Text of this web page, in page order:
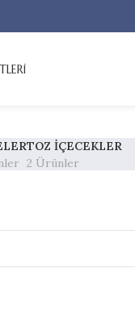
TOZ İÇECEKLER
2 Ürünler